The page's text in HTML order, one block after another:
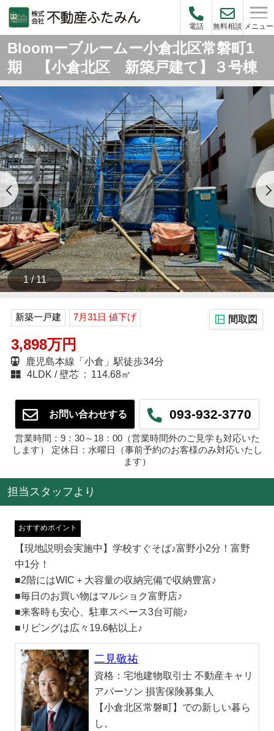
電話 無料相談 メニュー
Bloomーブルームー小倉北区常磐町1
期 【小倉北区 新築戸建て】３号棟
1 / 11
新築一戸建 7月31日 値下げ 間取図
3,898万円
鹿児島本線「小倉」駅徒歩34分
4LDK
壁芯 : 114.68㎡
お問い合わせする 093-932-3770
営業時間：9：30～18：00（営業時間外のご見学も対応いた
します） 定休日：水曜日（事前予約のお客様のみ対応いたし
ます）
担当スタッフより
おすすめポイント
【現地説明会実施中】学校すぐそば♪富野小2分！富野
中1分！
■2階にはWIC＋大容量の収納完備で収納豊富♪
■毎日のお買い物はマルショク富野店♪
■来客時も安心、駐車スペース3台可能♪
■リビングは広々19.6帖以上♪
二見敬祐
資格：宅地建物取引士 不動産キャリ
アパーソン 損害保険募集人
【小倉北区常磐町】での新しい暮ら
し。